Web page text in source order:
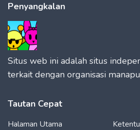
Penyangkalan
Situs web ini adalah situs
terkait dengan organisasi
Tautan Cepat
Halaman Utama